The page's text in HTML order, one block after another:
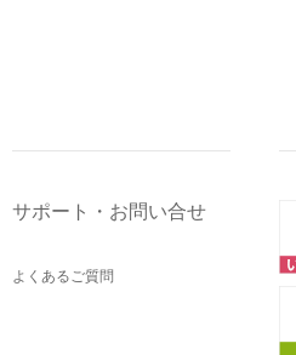
サポート・お問い合せ
よくあるご質問